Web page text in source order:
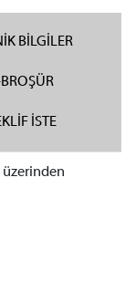
BİLGİLER
BROŞÜR
İSTE
üzerinden